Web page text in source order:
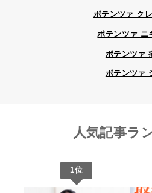
ポテンツァ ク
ポテンツァ ニ
ポテンツァ
ポテンツァ
人気記事ラ
1位